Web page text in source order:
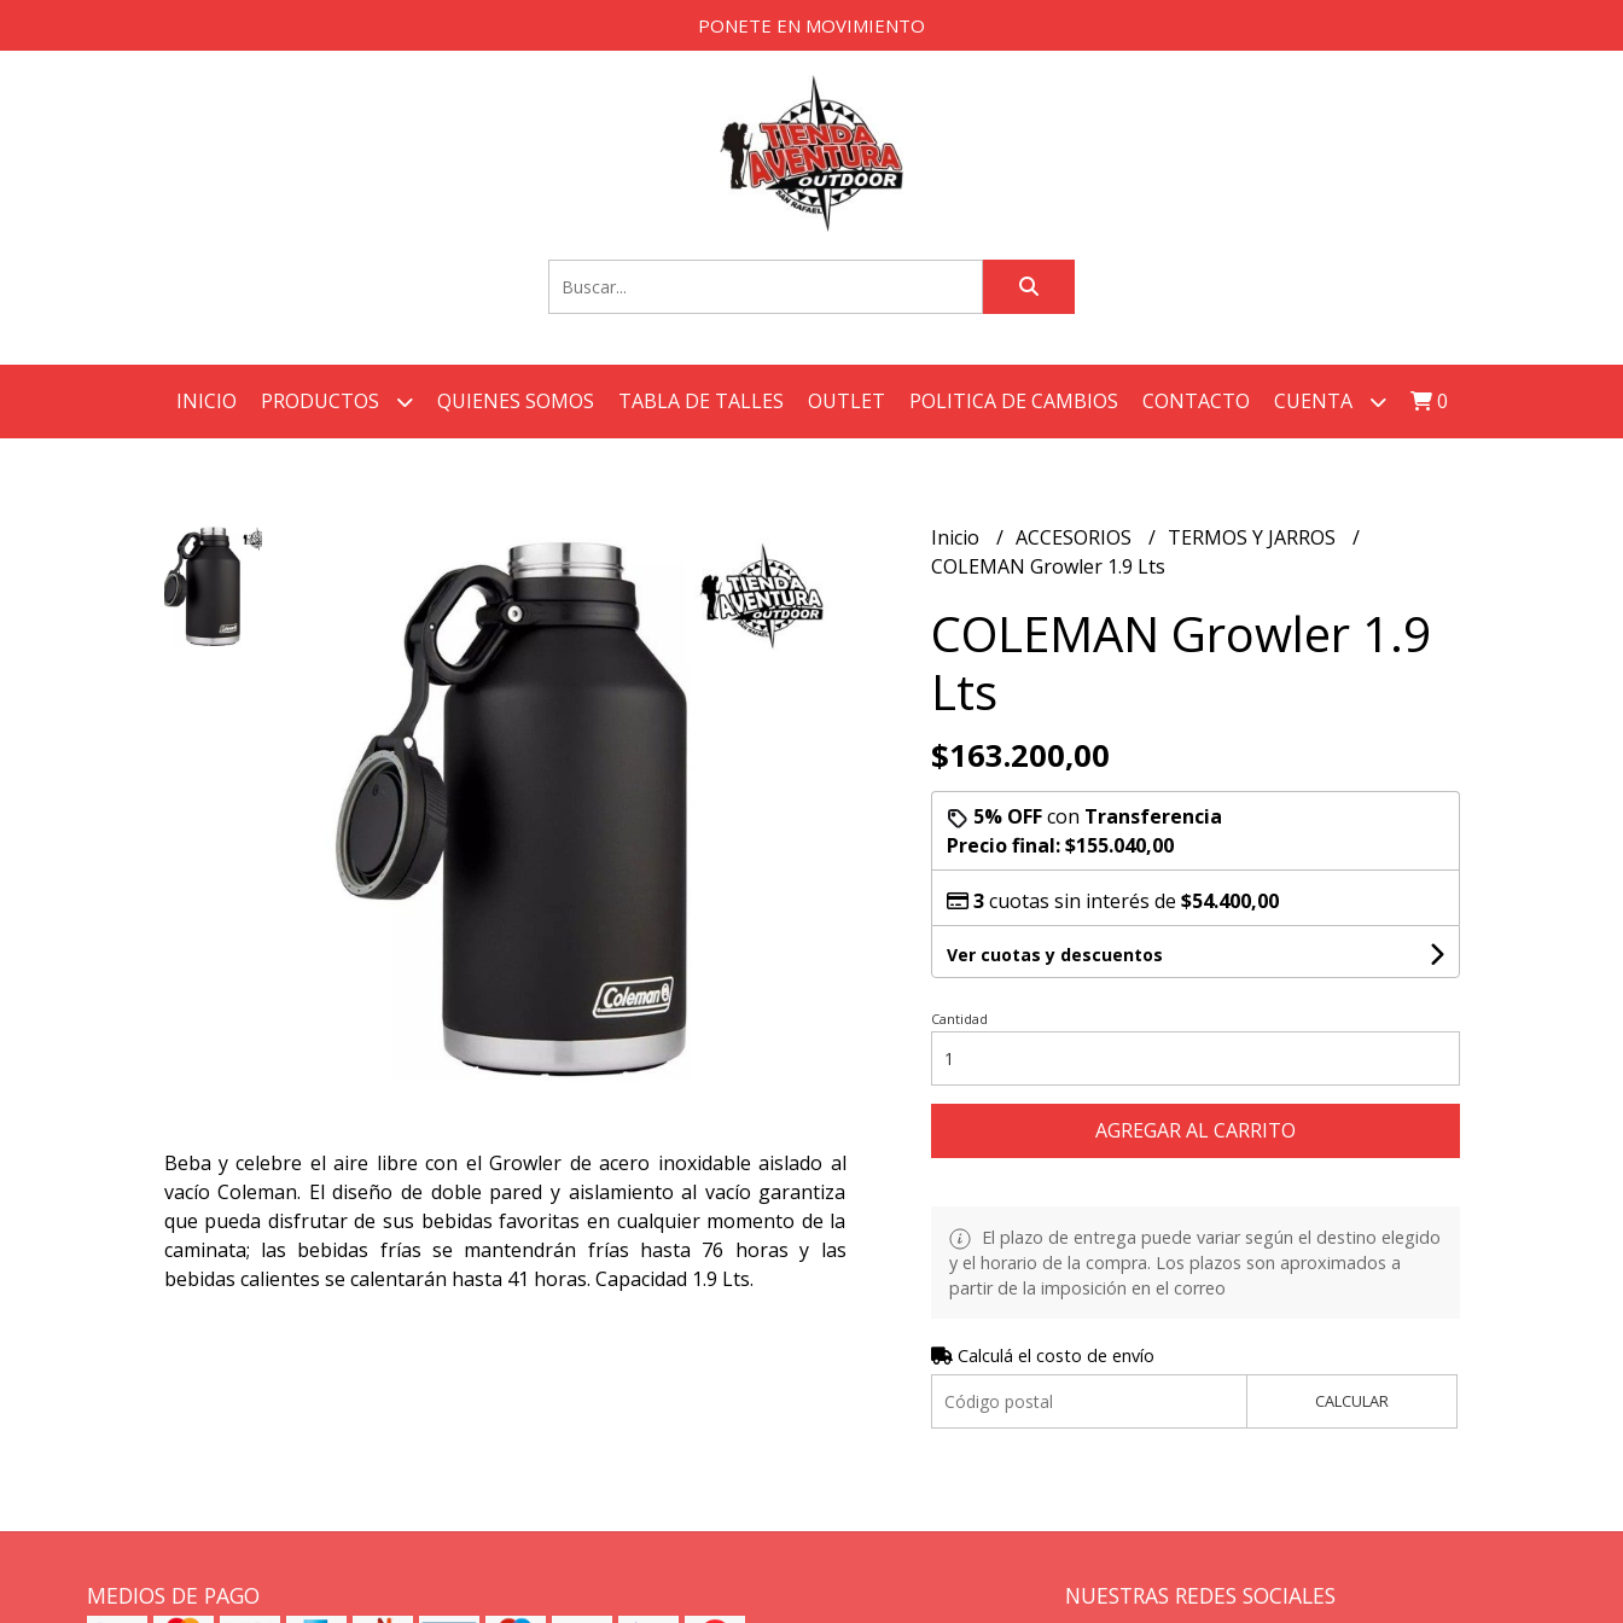
PONETE EN MOVIMIENTO
INICIO PRODUCTOS QUIENES SOMOS TABLA DE TALLES OUTLET POLITICA DE CAMBIOS CONTACTO CUENTA 0
Beba y celebre el aire libre con el Growler de acero inoxidable aislado al
vacío Coleman. El diseño de doble pared y aislamiento al vacío garantiza
que pueda disfrutar de sus bebidas favoritas en cualquier momento de la
caminata; las bebidas frías se mantendrán frías hasta 76 horas y las
bebidas calientes se calentarán hasta 41 horas. Capacidad 1.9 Lts.
Inicio ACCESORIOS
TERMOS Y JARROS
COLEMAN Growler 1.9 Lts
COLEMAN Growler 1.9
Lts
$163.200,00
5% OFFcon Transferencia
Precio final:$155.040,00
3cuotas sin interés de $54.400,00
Ver cuotas y descuentos
Cantidad
AGREGAR AL CARRITO
El plazo de entrega puede variar según el destino elegido
y el horario de la compra. Los plazos son aproximados a
partir de la imposición en el correo
Calculá el costo de envío
CALCULAR
MEDIOS DE PAGO NUESTRAS REDES SOCIALES